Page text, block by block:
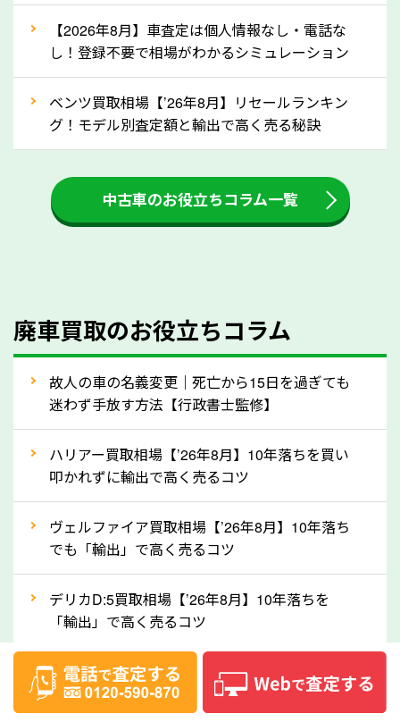
な車は早めに廃車手続きをしたほうが良いでしょう。
③自動車税の還付金の扱いについて確認し
ましょう！
車を廃車にすると、自動車税の還付金を受け取ること
ができる場合があります。廃車買取業者の中には、還
付金をお客様に返還しない業者もあります。廃車査定
をする際には、自動車税の還付金の返還があるかどう
かを確認するようにしてください。広島県のソコカラ
人気の車種は廃車の状態でも、高価買取が可能です。
産車は高く買取が可能です。「廃車＝買取できない」
なら廃車の車も適正価格で買取できます。他社で買取
拒否となった車も価格がつく可能性があるので、諦め
ずに広島県の「ソコカラ」にご相談ください。古い車
でも高価買取が可能なケースは珍しくないため、まず
はWebで簡単にできる無料査定をお試しください。
実績」で確認できます。
⑤車内の簡単な清掃で買取価格アップも！
しばらく乗っていない車は、車内のシートや座席の下
が汚れていることも多いです。シミや汚れが付着して
【2026年8月】車査定は個人情報なし・電話な
し！登録不要で相場がわかるシミュレーション
ベンツ買取相場【’26年8月】リセールランキン
グ！モデル別査定額と輸出で高く売る秘訣
中古車のお役立ちコラム一覧
廃車買取のお役立ちコラム
故人の車の名義変更｜死亡から15日を過ぎても
迷わず手放す方法【行政書士監修】
ハリアー買取相場【’26年8月】10年落ちを買い
叩かれずに輸出で高く売るコツ
ヴェルファイア買取相場【’26年8月】10年落ち
でも「輸出」で高く売るコツ
デリカD:5買取相場【’26年8月】10年落ちを
「輸出」で高く売るコツ
【2026年8月】車査定は個人情報なし・電話な
し！登録不要で相場がわかるシミュレーション